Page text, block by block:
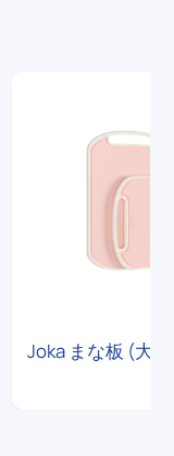
Joka まな板 (大)